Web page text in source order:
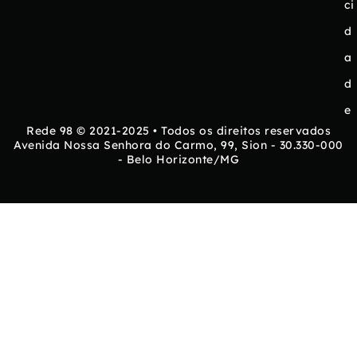
ci
d
a
d
e
Rede 98 © 2021-2025 • Todos os direitos reservados
Avenida Nossa Senhora do Carmo, 99, Sion - 30.330-000
- Belo Horizonte/MG